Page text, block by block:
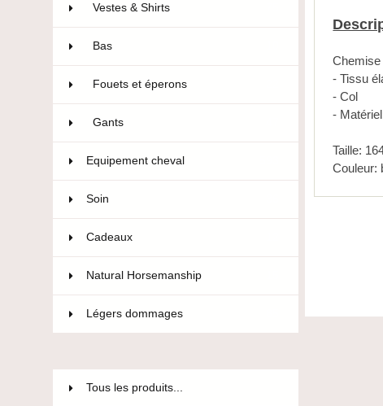
Vestes & Shirts
Bas
Fouets et éperons
Gants
Equipement cheval
Soin
Cadeaux
Natural Horsemanship
Légers dommages
Tous les produits...
- Tissu
- Col
-
Taille:
Couleur: